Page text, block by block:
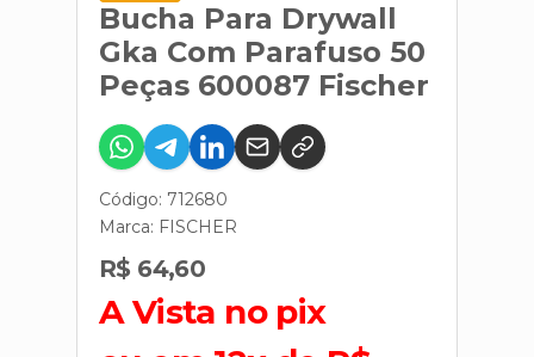
Bucha Para Drywall
Gka Com Parafuso 50
Peças 600087 Fischer
Código: 712680
Marca: FISCHER
R$ 64,60
A Vista no pix